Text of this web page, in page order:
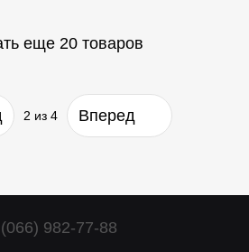
еще 20 товаров
2 из 4 Вперед
982-77-88